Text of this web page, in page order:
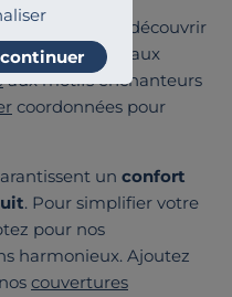
enfant
pour découvrir
les plus beaux
aux motifs enchanteurs
coordonnées pour
un confort
. Pour simplifier votre
pour nos
harmonieux. Ajoutez
couvertures